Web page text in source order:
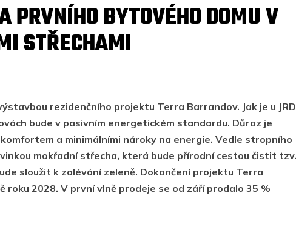
PRVNÍHO BYTOVÉHO DOMU V
STŘECHAMI
rezidenčního projektu Terra Barrandov. Jak je u JRD
bude v pasivním energetickém standardu. Důraz je
a minimálními nároky na energie. Vedle stropního
mokřadní střecha, která bude přírodní cestou čistit tzv.
sloužit k zalévání zeleně. Dokončení projektu Terra
roku 2028. V první vlně prodeje se od září prodalo 35 %